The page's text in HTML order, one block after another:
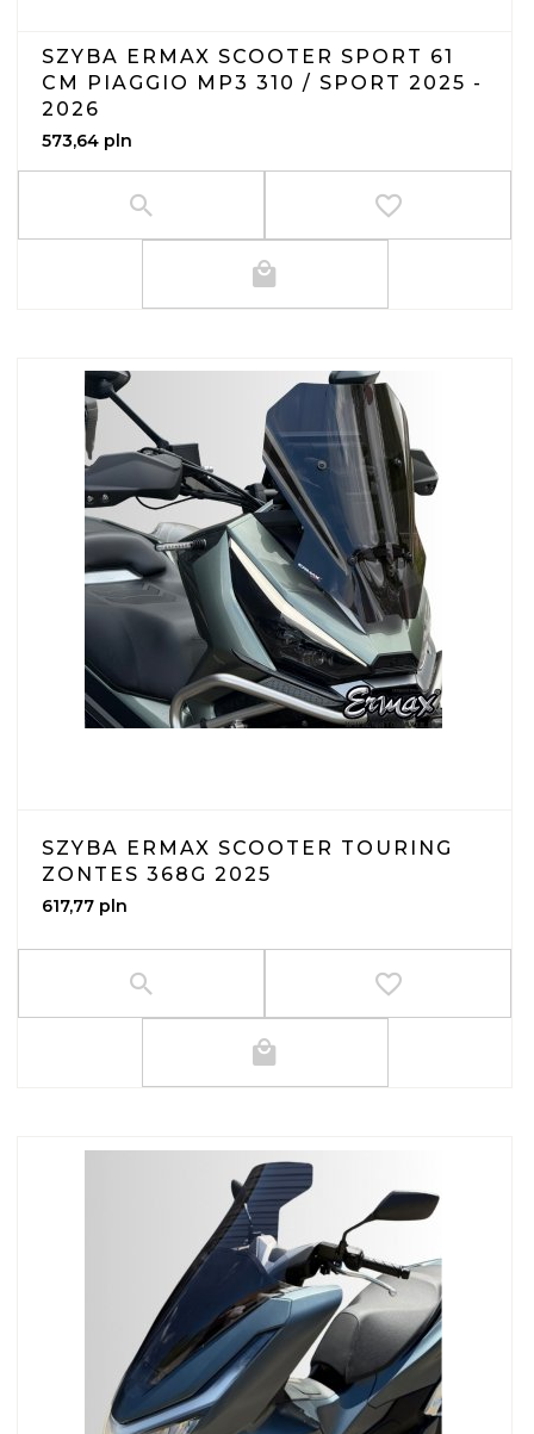
SZYBA ERMAX SCOOTER SPORT 61
CM PIAGGIO MP3 310 / SPORT 2025 -
2026
573,64 pln
SZYBA ERMAX SCOOTER TOURING
ZONTES 368G 2025
617,77 pln